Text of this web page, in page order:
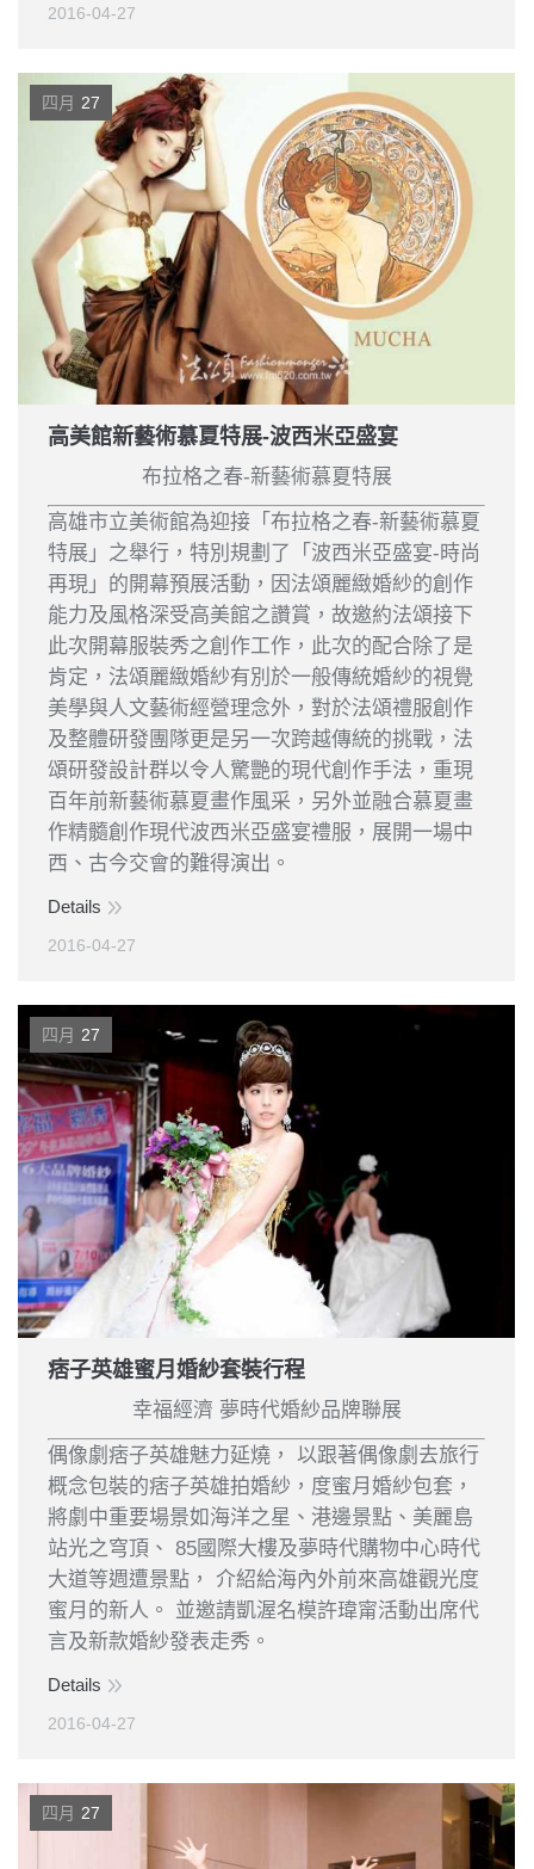
2016-04-27
四月 27
高美館新藝術慕夏特展-波西米亞盛宴
布拉格之春-新藝術慕夏特展
高雄市立美術館為迎接「布拉格之春-新藝術慕夏
特展」之舉行，特別規劃了「波西米亞盛宴-時尚
再現」的開幕預展活動，因法頌麗緻婚紗的創作
能力及風格深受高美館之讚賞，故邀約法頌接下
此次開幕服裝秀之創作工作，此次的配合除了是
肯定，法頌麗緻婚紗有別於一般傳統婚紗的視覺
美學與人文藝術經營理念外，對於法頌禮服創作
及整體研發團隊更是另一次跨越傳統的挑戰，法
頌研發設計群以令人驚艷的現代創作手法，重現
百年前新藝術慕夏畫作風采，另外並融合慕夏畫
作精髓創作現代波西米亞盛宴禮服，展開一場中
西、古今交會的難得演出。
Details
2016-04-27
四月 27
痞子英雄蜜月婚紗套裝行程
幸福經濟 夢時代婚紗品牌聯展
偶像劇痞子英雄魅力延燒， 以跟著偶像劇去旅行
概念包裝的痞子英雄拍婚紗，度蜜月婚紗包套，
將劇中重要場景如海洋之星、港邊景點、美麗島
站光之穹頂、 85國際大樓及夢時代購物中心時代
大道等週遭景點， 介紹給海內外前來高雄觀光度
蜜月的新人。 並邀請凱渥名模許瑋甯活動出席代
言及新款婚紗發表走秀。
Details
2016-04-27
四月 27